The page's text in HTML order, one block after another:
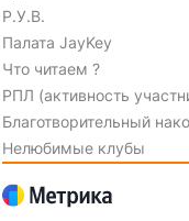
Р.У.В.
Палата JayKey
Что читаем ?
РПЛ (активность
Благотворительный
Нелюбимые клубы